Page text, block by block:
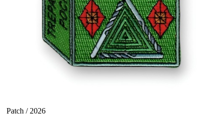
Patch / 2026